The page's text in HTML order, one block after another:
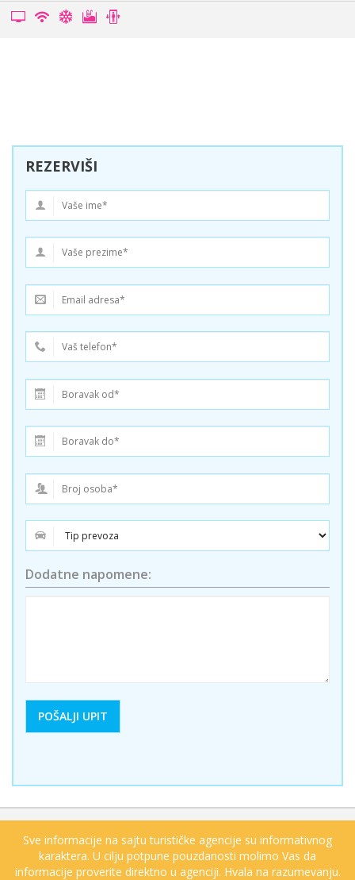
REZERVIŠI
Dodatne napomene:
Sve informacije na sajtu turističke agencije su informativnog
karaktera. U cilju potpune pouzdanosti molimo Vas da
informacije proverite direktno u agenciji. Hvala na razumevanju.